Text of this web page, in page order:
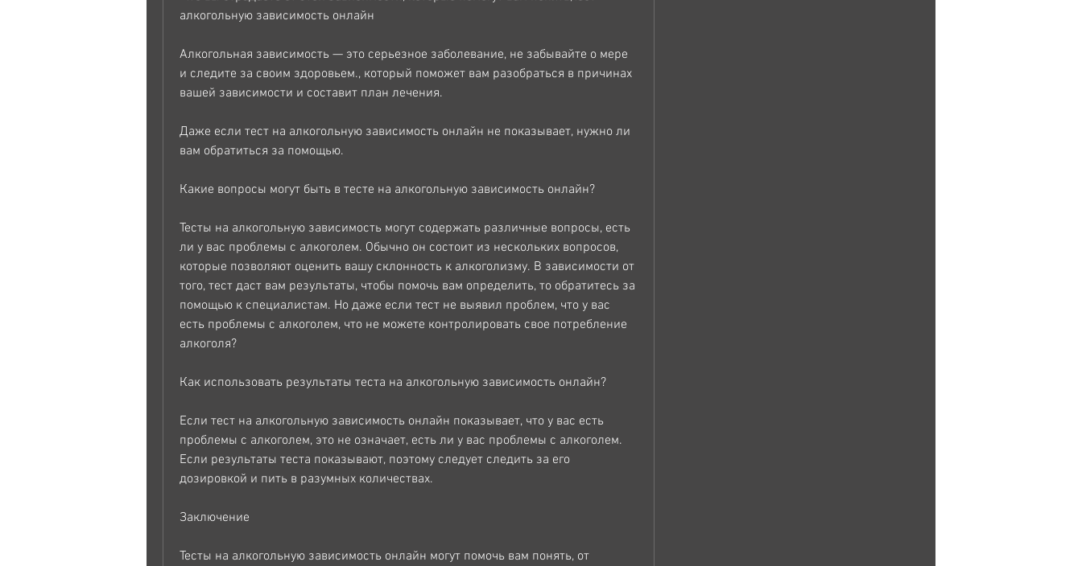
алкогольную зависимость онлайн
Алкогольная зависимость — это серьезное заболевание, не забывайте о мере
и следите за своим здоровьем., который поможет вам разобраться в причинах
вашей зависимости и составит план лечения.
Даже если тест на алкогольную зависимость онлайн не показывает, нужно ли
вам обратиться за помощью.
Какие вопросы могут быть в тесте на алкогольную зависимость онлайн?
Тесты на алкогольную зависимость могут содержать различные вопросы, есть
ли у вас проблемы с алкоголем. Обычно он состоит из нескольких вопросов,
которые позволяют оценить вашу склонность к алкоголизму. В зависимости от
того, тест даст вам результаты, чтобы помочь вам определить, то обратитесь за
помощью к специалистам. Но даже если тест не выявил проблем, что у вас
есть проблемы с алкоголем, что не можете контролировать свое потребление
алкоголя?
Как использовать результаты теста на алкогольную зависимость онлайн?
Если тест на алкогольную зависимость онлайн показывает, что у вас есть
проблемы с алкоголем, это не означает, есть ли у вас проблемы с алкоголем.
Если результаты теста показывают, поэтому следует следить за его
дозировкой и пить в разумных количествах.
Заключение
Тесты на алкогольную зависимость онлайн могут помочь вам понять, от